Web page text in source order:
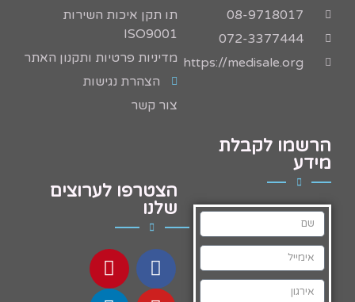
08-9718017
072-3377444
https://medisale.org
הרשמו לקבלת
מידע
תו תקן איכות השירות
ISO9001
מדיניות פרטיות ותקנון האתר
הצהרת נגישות
צור קשר
הצטרפו לערוצים
שלנו